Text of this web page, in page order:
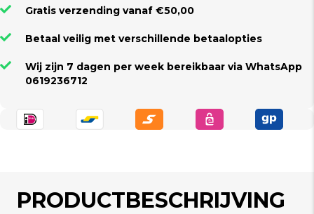
Gratis verzending vanaf €50,00
Betaal veilig met verschillende betaalopties
Wij zijn 7 dagen per week bereikbaar via WhatsApp
0619236712
PRODUCTBESCHRIJVING